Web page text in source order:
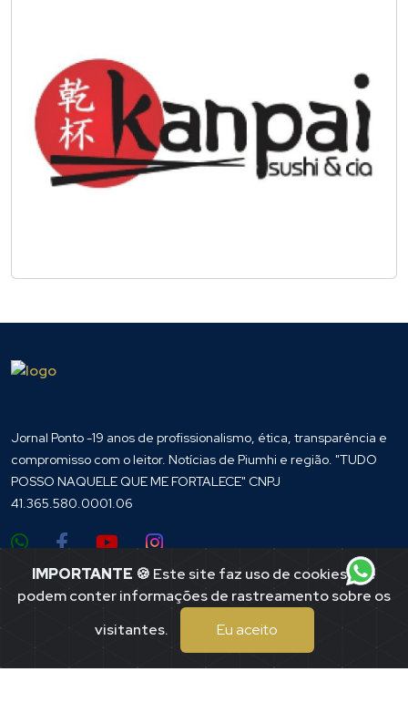
Jornal Ponto -19 anos de profissionalismo, ética, transparência e
compromisso com o leitor. Notícias de Piumhi e região. "TUDO
POSSO NAQUELE QUE ME FORTALECE" CNPJ
41.365.580.0001.06
Endereço
Praça Tuiti, 167
Piumhi / mgMMmg
IMPORTANTE 🍪 Este site faz uso de cookies que
podem conter informações de rastreamento sobre os
visitantes.
Eu aceito